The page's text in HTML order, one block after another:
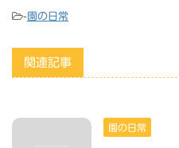
-園の日常
関連記事
園の日常